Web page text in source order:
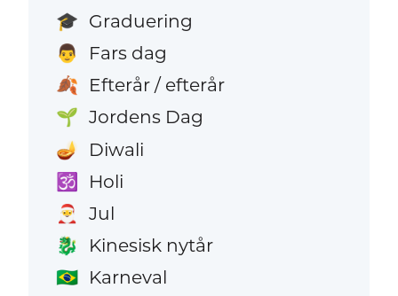
🎓 Graduering
👨 Fars dag
🍂 Efterår / efterår
🌱 Jordens Dag
🪔 Diwali
🕉️ Holi
🎅 Jul
🐉 Kinesisk nytår
🇧🇷 Karneval